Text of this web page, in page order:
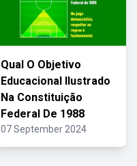
Qual O Objetivo
Educacional Ilustrado
Na Constituição
Federal De 1988
07 September 2024